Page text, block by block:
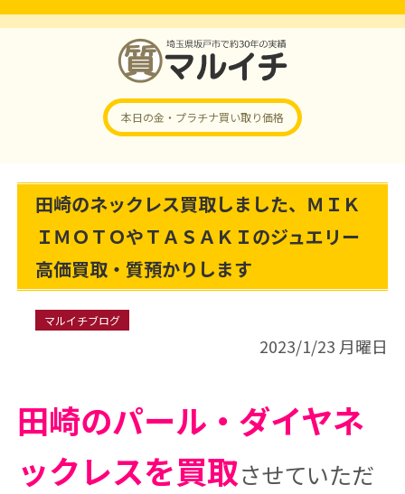
本日の金・プラチナ買い取り価格
田崎のネックレス買取しました、ＭＩＫ
ＩＭＯＴＯやＴＡＳＡＫＩのジュエリー
高価買取・質預かりします
マルイチブログ
2023/1/23 月曜日
田崎のパール・ダイヤネ
ックレスを買取させていただ